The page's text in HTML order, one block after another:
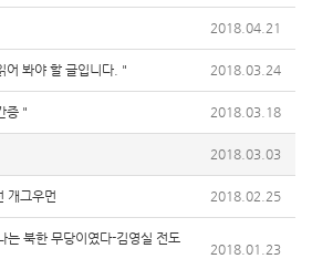
2018.04.21
신앙인이라몃 꼭 읽어 봐야 할 글입니다. " 2018.03.24
증 " 2018.03.18
2018.03.03
개그우먼 2018.02.25
는 북한 무당이였다-김영실 전도
2018.01.23